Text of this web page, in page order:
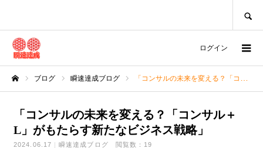
ログイン
ブログ 瞬速達成ブログ 「コンサルの未来を変える？「コンサル＋L」がもたらす新たなビジネス戦略」
「コンサルの未来を変える？「コンサル＋
L」がもたらす新たなビジネス戦略」
2024.06.17 瞬速達成ブログ 閲覧数：19